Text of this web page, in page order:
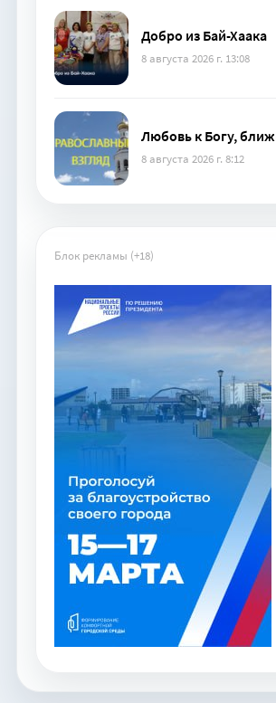
Добро из Бай-Хаака
8 августа 2026 г. 13:08
Любовь к Богу,
8 августа 2026 г. 8:12
Блок рекламы (+18)